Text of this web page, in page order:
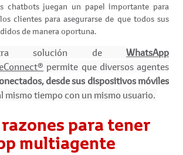
chatbots juegan un papel importante para
clientes para asegurarse de que todos sus
de manera oportuna.
solución de WhatsApp
permite que diversos agentes
desde sus dispositivos móviles
mismo tiempo con un mismo usuario.
para tener
multiagente